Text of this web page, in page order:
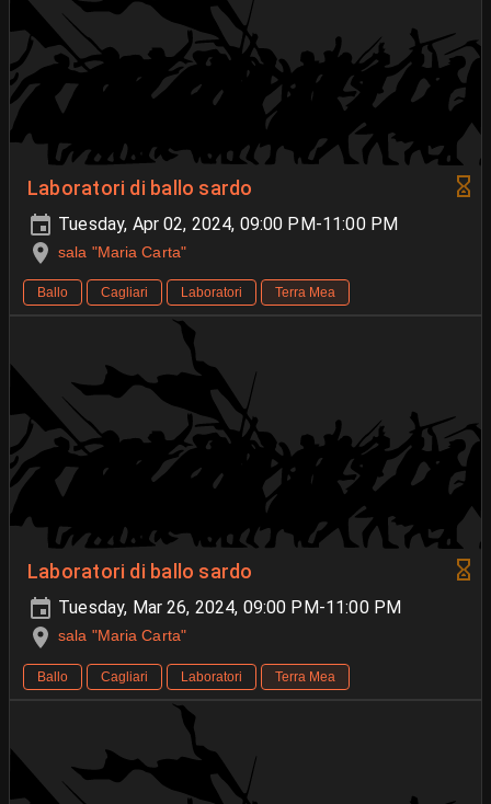
Laboratori di ballo sardo
Tuesday, Apr 02, 2024, 09:00 PM-11:00 PM
sala "Maria Carta"
Ballo Cagliari Laboratori Terra Mea
Laboratori di ballo sardo
Tuesday, Mar 26, 2024, 09:00 PM-11:00 PM
sala "Maria Carta"
Ballo Cagliari Laboratori Terra Mea